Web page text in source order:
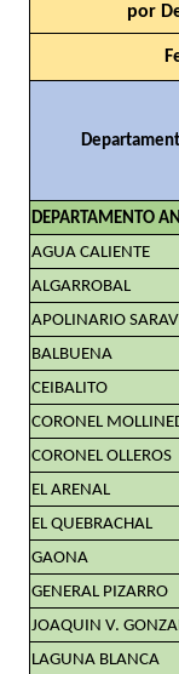
por
DEPARTAMENTO
AGUA CALIENTE
ALGARROBAL
APOLINARIO
BALBUENA
CEIBALITO
CORONEL
CORONEL OLLEROS
EL ARENAL
EL QUEBRACHAL
GAONA
GENERAL PIZARRO
JOAQUIN V.
LAGUNA BLANCA